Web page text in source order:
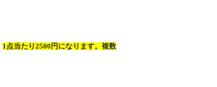
1点当たり2500円になります。複数